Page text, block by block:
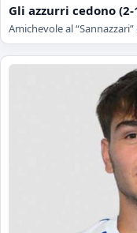
Gli azzurri cedono
Amichevole al